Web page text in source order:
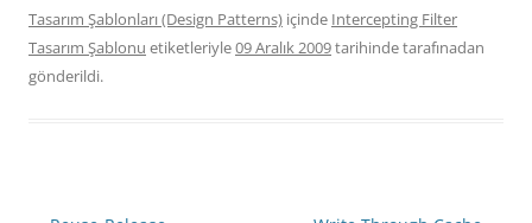
Tasarım Şablonları (Design Patterns) içinde Intercepting Filter
Tasarım Şablonu etiketleriyle09 Aralık 2009tarihindetarafınadan
gönderildi.